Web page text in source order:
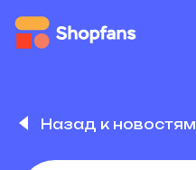
Назад к новостям